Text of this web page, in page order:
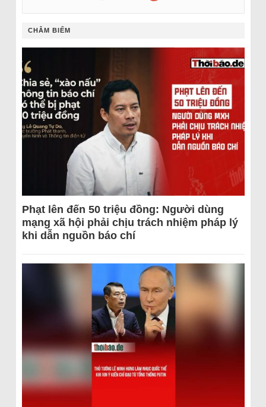
CHÂM BIẾM
Phạt lên đến 50 triệu đồng: Người dùng
mạng xã hội phải chịu trách nhiệm pháp lý
khi dẫn nguồn báo chí